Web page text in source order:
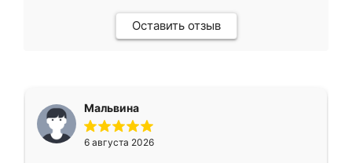
Оставить отзыв
Мальвина
6 августа 2026